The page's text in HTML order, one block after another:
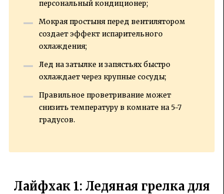
персональный кондиционер;
Мокрая простыня перед вентилятором
создает эффект испарительного
охлаждения;
Лед на затылке и запястьях быстро
охлаждает через крупные сосуды;
Правильное проветривание может
снизить температуру в комнате на 5-7
градусов.
Лайфхак 1: Ледяная грелка для